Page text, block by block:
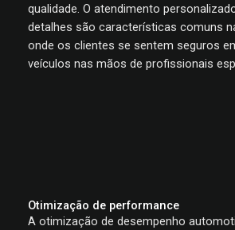
qualidade. O atendimento
detalhes são características comuns
onde os clientes se sentem seguros
veículos nas mãos de profissionais
Otimização de performance
A otimização de desempenho